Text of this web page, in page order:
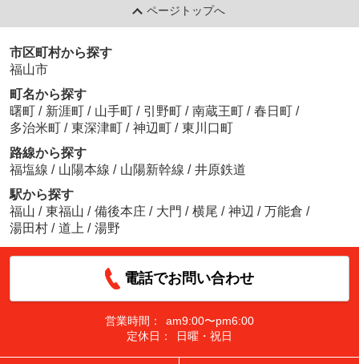
ページトップへ
市区町村から探す
福山市
町名から探す
曙町 / 新涯町 / 山手町 / 引野町 / 南蔵王町 / 春日町 /
多治米町 / 東深津町 / 神辺町 / 東川口町
路線から探す
福塩線 / 山陽本線 / 山陽新幹線 / 井原鉄道
駅から探す
福山 / 東福山 / 備後本庄 / 大門 / 横尾 / 神辺 / 万能倉 /
湯田村 / 道上 / 湯野
電話でお問い合わせ
営業時間：
am9:00〜pm6:00
定休日：
日曜・祝日